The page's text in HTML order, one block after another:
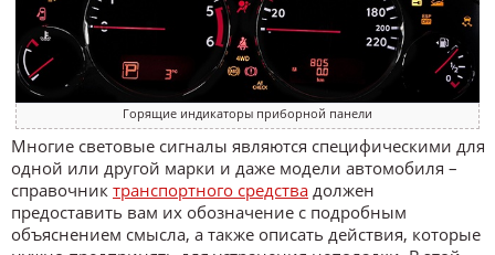
Горящие индикаторы приборной панели
Многие световые сигналы являются специфическими для
одной или другой марки и даже модели автомобиля –
справочник транспортного средства должен
предоставить вам их обозначение с подробным
объяснением смысла, а также описать действия, которые